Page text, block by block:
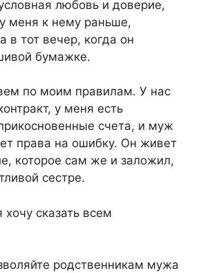
любовь и доверие,
меня к нему раньше,
в тот вечер, когда он
бумажке.
по моим правилам. У нас
у меня есть
счета, и муж
права на ошибку. Он живет
которое сам же и заложил,
сестре.
хочу сказать всем
родственникам мужа